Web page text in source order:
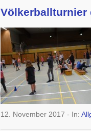
Völkerballturnier
12. November 2017 - In: